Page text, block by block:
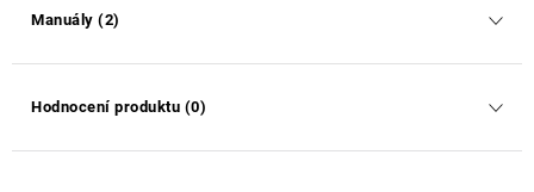
Manuály (2)
Hodnocení produktu (0)